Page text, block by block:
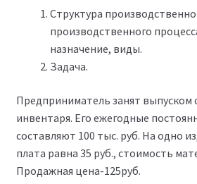
Структура
производственного
назначение, виды.
Задача.
Предприниматель занят выпуском
инвентаря. Его ежегодные
составляют 100 тыс. руб. На одно
плата равна 35 руб., стоимость
Продажная цена-125руб.